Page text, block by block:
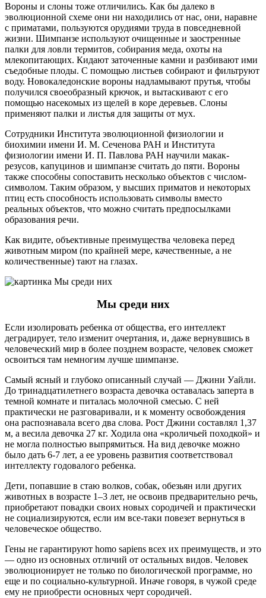
Вороны и слоны тоже отличились. Как бы далеко в
эволюционной схеме они ни находились от нас, они, наравне
с приматами, пользуются орудиями труда в повседневной
жизни. Шимпанзе используют очищенные и заостренные
палки для ловли термитов, собирания меда, охоты на
млекопитающих. Кидают заточенные камни и разбивают ими
съедобные плоды. С помощью листьев собирают и фильтруют
воду. Новокаледонские вороны надламывают прутья, чтобы
получился своеобразный крючок, и вытаскивают с его
помощью насекомых из щелей в коре деревьев. Слоны
применяют палки и листья для защиты от мух.
Сотрудники Института эволюционной физиологии и
биохимии имени И. М. Сеченова РАН и Института
физиологии имени И. П. Павлова РАН научили макак-
резусов, капуцинов и шимпанзе считать до пяти. Вороны
также способны сопоставить несколько объектов с числом-
символом. Таким образом, у высших приматов и некоторых
птиц есть способность использовать символы вместо
реальных объектов, что можно считать предпосылками
образования речи.
Как видите, объективные преимущества человека перед
животным миром (по крайней мере, качественные, а не
количественные) тают на глазах.
Мы среди них
Если изолировать ребенка от общества, его интеллект
деградирует, тело изменит очертания, и, даже вернувшись в
человеческий мир в более позднем возрасте, человек сможет
освоиться там немногим лучше шимпанзе.
Самый ясный и глубоко описанный случай — Джини Уайли.
До тринадцатилетнего возраста девочка оставалась заперта в
темной комнате и питалась молочной смесью. С ней
практически не разговаривали, и к моменту освобождения
она распознавала всего два слова. Рост Джини составлял 1,37
м, а весила девочка 27 кг. Ходила она «кроличьей походкой» и
не могла полностью выпрямиться. На вид девочке можно
было дать 6-7 лет, а ее уровень развития соответствовал
интеллекту годовалого ребенка.
Дети, попавшие в стаю волков, собак, обезьян или других
животных в возрасте 1–3 лет, не освоив предварительно речь,
приобретают повадки своих новых сородичей и практически
не социализируются, если им все-таки повезет вернуться в
человеческое общество.
Гены не гарантируют homo sapiens всех их преимуществ, и это
— одно из основных отличий от остальных видов. Человек
эволюционирует не только по биологической программе, но
еще и по социально-культурной. Иначе говоря, в чужой среде
ему не приобрести основных черт сородичей.